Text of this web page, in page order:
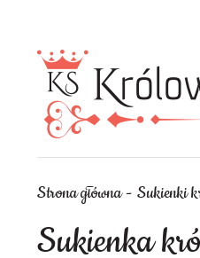
Strona główna Sukienki
Sukienka